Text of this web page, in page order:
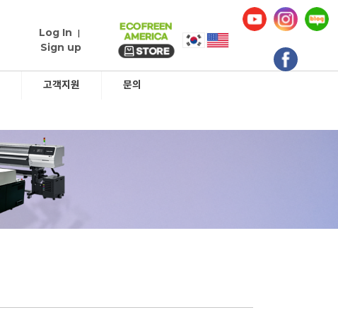
Log In
Sign up
고객지원 문의